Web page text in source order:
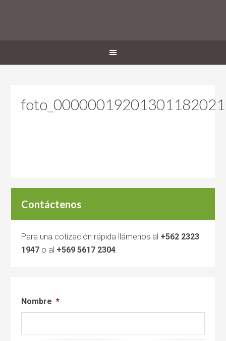
Contáctenos
Para una cotización rápida llámenos al +562 2323
1947 o al +569 5617 2304.
Nombre *